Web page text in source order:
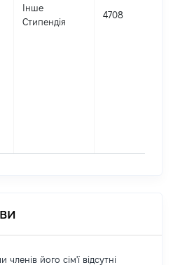
Інше
Стипендія
4708
його сім'ї відсутні